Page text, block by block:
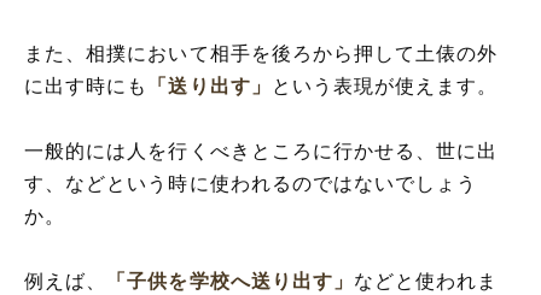
また、相撲において相手を後ろから押して土俵の外
に出す時にも
「送り出す」 という表現が使えます。
一般的には人を行くべきところに行かせる、世に出
す、などという時に使われるのではないでしょう
か。
例えば、 「子供を学校へ送り出す」 などと使われま